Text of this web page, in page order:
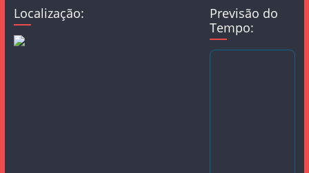
Localização:
Previsão do
Tempo: